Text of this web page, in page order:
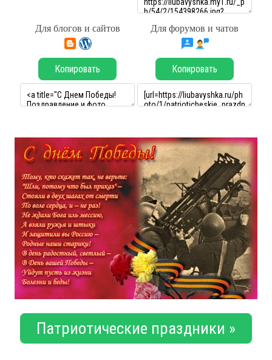
Для блогов и сайтов Для форумов и чатов
Копировать Копировать
Патриотические праздники »